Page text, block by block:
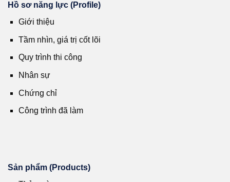
Hồ sơ năng lực (Profile)
Giới thiệu
Tầm nhìn, giá trị cốt lõi
Quy trình thi công
Nhân sự
Chứng chỉ
Công trình đã làm
Sản phẩm (Products)